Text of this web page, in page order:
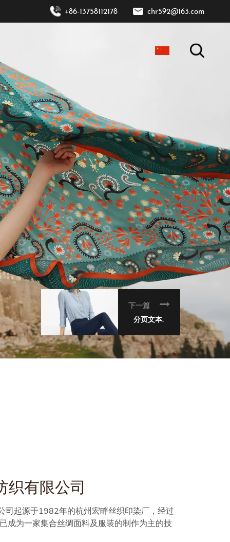
+86-13758112178 chr592@163.com
下一篇
分页文本.
织有限公司
司起源于1982年的杭州宏畔丝织印染厂，经过
成为一家集合丝绸面料及服装的制作为主的技